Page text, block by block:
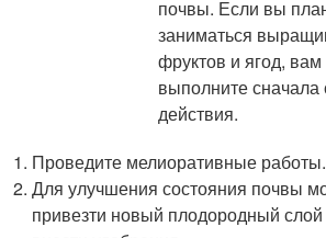
почвы. Если вы
заниматься
фруктов и ягод,
выполните
действия.
Проведите мелиоративные работы.
Для улучшения состояния почвы
привезти новый плодородный